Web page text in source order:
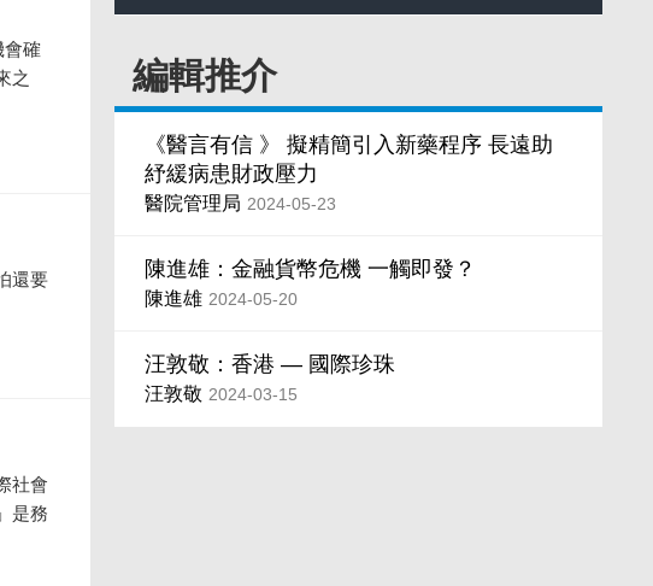
編輯推介
《醫言有信 》 擬精簡引入新藥程序 長遠助
紓緩病患財政壓力
醫院管理局 2024-05-23
陳進雄：金融貨幣危機 一觸即發？
陳進雄 2024-05-20
汪敦敬：香港 — 國際珍珠
汪敦敬 2024-03-15
會確
之
還要
社會
是務